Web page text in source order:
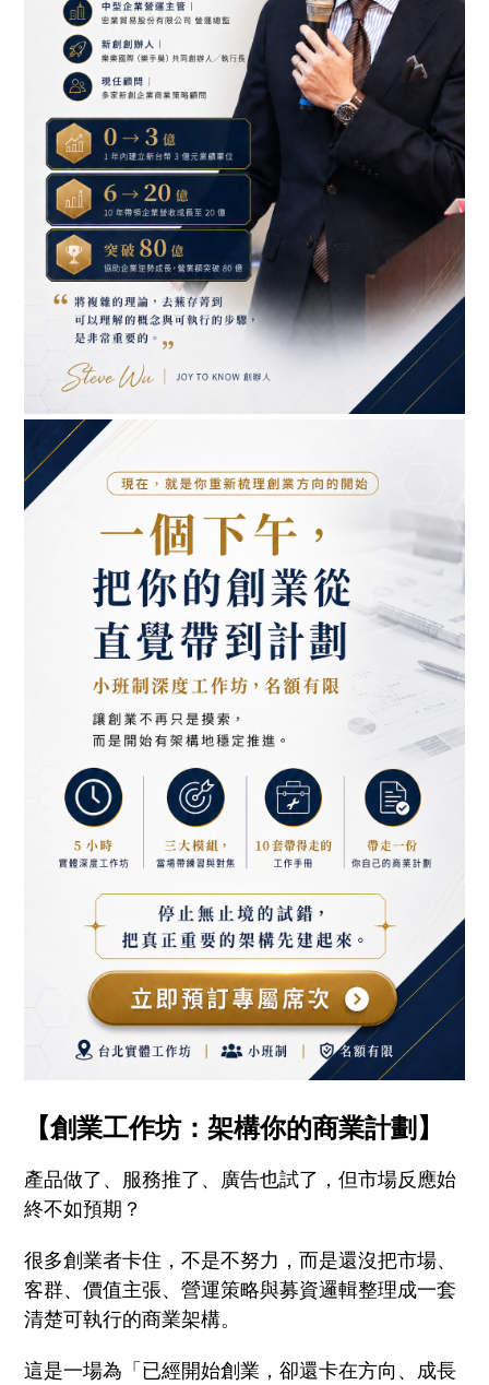
【創業工作坊：架構你的商業計劃】
產品做了、服務推了、廣告也試了，但市場反應始
終不如預期？
很多創業者卡住，不是不努力，而是還沒把市場、
客群、價值主張、營運策略與募資邏輯整理成一套
清楚可執行的商業架構。
這是一場為「已經開始創業，卻還卡在方向、成長